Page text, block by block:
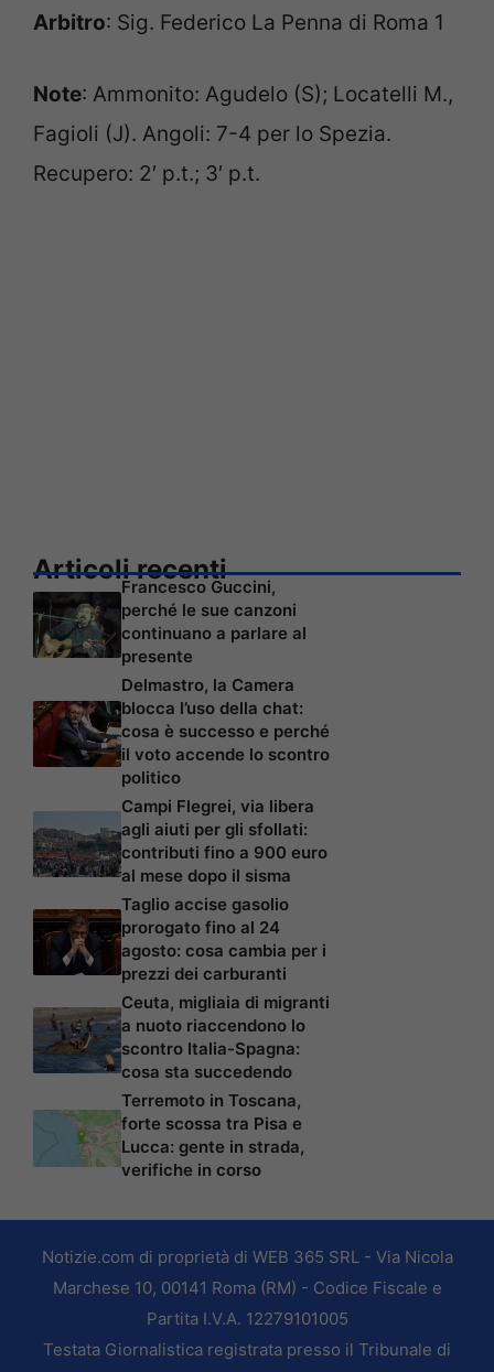
Arbitro: Sig. Federico La Penna di Roma 1
Note: Ammonito: Agudelo (S); Locatelli M.,
Fagioli (J). Angoli: 7-4 per lo Spezia.
Recupero: 2′ p.t.; 3′ p.t.
Articoli recenti
Francesco Guccini,
perché le sue canzoni
continuano a parlare al
presente
Delmastro, la Camera
blocca l’uso della chat:
cosa è successo e perché
il voto accende lo scontro
politico
Campi Flegrei, via libera
agli aiuti per gli sfollati:
contributi fino a 900 euro
al mese dopo il sisma
Taglio accise gasolio
prorogato fino al 24
agosto: cosa cambia per i
prezzi dei carburanti
Ceuta, migliaia di migranti
a nuoto riaccendono lo
scontro Italia-Spagna:
cosa sta succedendo
Terremoto in Toscana,
forte scossa tra Pisa e
Lucca: gente in strada,
verifiche in corso
Notizie.com di proprietà di WEB 365 SRL - Via Nicola
Marchese 10, 00141 Roma (RM) - Codice Fiscale e
Partita I.V.A. 12279101005
Testata Giornalistica registrata presso il Tribunale di